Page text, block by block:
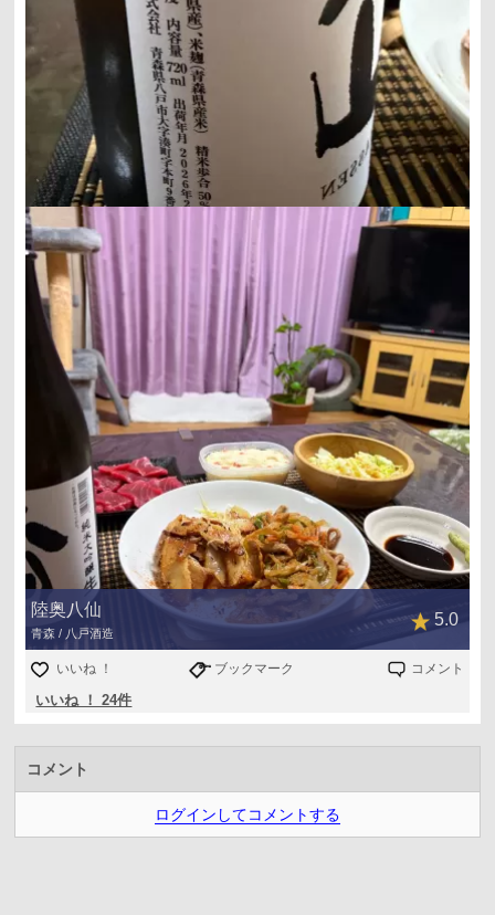
陸奥八仙
青森 / 八戸酒造
5.0
いいね ！ ブックマーク コメント
いいね ！ 24件
コメント
ログインしてコメントする